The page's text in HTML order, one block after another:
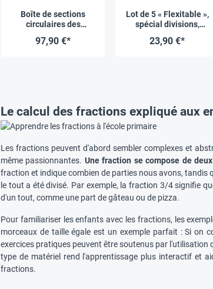
Boîte de sections
circulaires des
TimeTEX « Montessori
97,90 €*
Lot de 5 « Flexitable »,
spécial divisions,
décimales
23,90 €*
Le calcul des fractions expliqué aux
Les fractions peuvent d'abord sembler complexes et
même passionnantes. Une fraction se compose de
fraction et indique combien de parties nous avons, tandis
le tout a été divisé. Par exemple, la fraction 3/4 signifie
d'un tout, comme une part de gâteau ou de pizza.
Pour familiariser les enfants avec les fractions, les
morceaux de taille égale est un exemple parfait : Si on
exercices pratiques peuvent être soutenus par l'utilisation
type de matériel rend l'apprentissage plus interactif et
fractions.